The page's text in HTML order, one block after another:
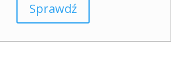
Sprawdź